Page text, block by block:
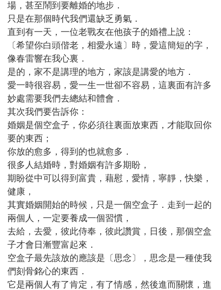
場，甚至鬧到要離婚的地步．
只是在那個時代我們還缺乏勇氣．
直到有一天，一位老戰友在他孩子的婚禮上說：
〔希望你白頭偕老，相愛永遠〕時，愛這簡短的字，
像春雷響在我心裏．
是的，家不是講理的地方，家該是講愛的地方．
愛一時很容易，愛一生一世卻不容易，這裏面有許多
妙處需要我們去總結和體會．
其次我們要告訴你：
婚姻是個空盒子，你必須往裏面放東西，才能取回你
要的東西；
你放的愈多，得到的也就愈多．
很多人結婚時，對婚姻有許多期盼，
期盼從中可以得到富貴，藉慰，愛情，寧靜，快樂，
健康，
其實婚姻開始的時候，只是一個空盒子．走到一起的
兩個人，一定要養成一個習慣，
去給，去愛，彼此侍奉，彼此讚賞，日後，那個空盒
子才會日漸豐富起來．
空盒子最先該放的應該是〔思念〕，思念是一種使我
們刻骨銘心的東西．
它是兩個人有了肯定，有了情感，然後進而關懷，進